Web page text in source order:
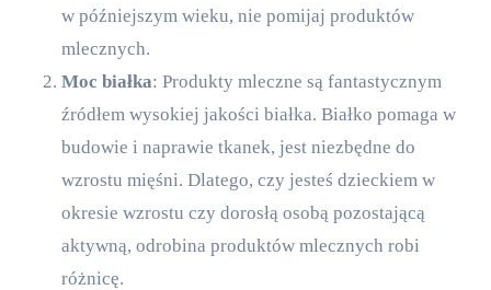
w późniejszym wieku, nie pomijaj produktów
mlecznych.
Moc białka: Produkty mleczne są fantastycznym
źródłem wysokiej jakości białka. Białko pomaga w
budowie i naprawie tkanek, jest niezbędne do
wzrostu mięśni. Dlatego, czy jesteś dzieckiem w
okresie wzrostu czy dorosłą osobą pozostającą
aktywną, odrobina produktów mlecznych robi
różnicę.